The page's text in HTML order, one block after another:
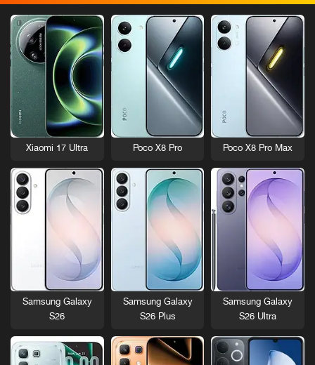
Poco X8 Pro Max
Poco X8 Pro
Xiaomi 17 Ultra
Samsung Galaxy
S26 Ultra
Samsung Galaxy
S26 Plus
Samsung Galaxy
S26